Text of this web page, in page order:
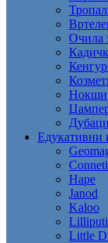
Очила
Дубаци
Едукативни
Hape
Janod
Kaloo
Little